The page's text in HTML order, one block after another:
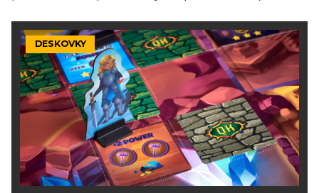
DESKOVKY